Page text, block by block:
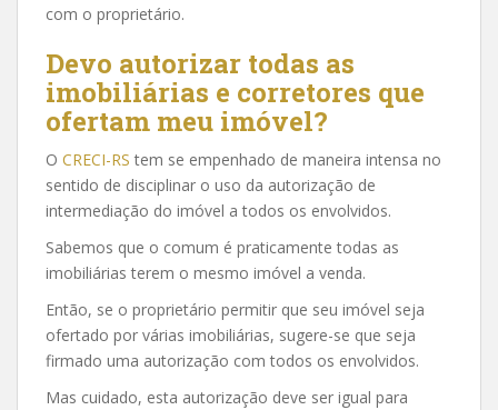
com o proprietário.
Devo autorizar todas as
imobiliárias e corretores que
ofertam meu imóvel?
O CRECI-RS tem se empenhado de maneira intensa no
sentido de disciplinar o uso da autorização de
intermediação do imóvel a todos os envolvidos.
Sabemos que o comum é praticamente todas as
imobiliárias terem o mesmo imóvel a venda.
Então, se o proprietário permitir que seu imóvel seja
ofertado por várias imobiliárias, sugere-se que seja
firmado uma autorização com todos os envolvidos.
Mas cuidado, esta autorização deve ser igual para